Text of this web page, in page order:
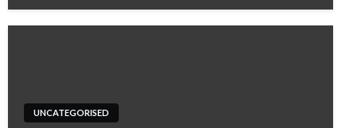
UNCATEGORISED